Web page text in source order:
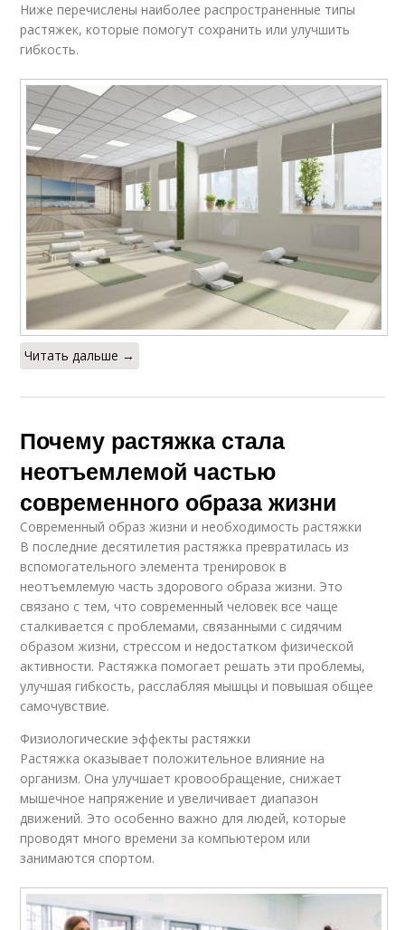
Ниже перечислены наиболее распространенные типы
растяжек, которые помогут сохранить или улучшить
гибкость.
Читать дальше →
Почему растяжка стала
неотъемлемой частью
современного образа жизни
Современный образ жизни и необходимость растяжки
В последние десятилетия растяжка превратилась из
вспомогательного элемента тренировок в
неотъемлемую часть здорового образа жизни. Это
связано с тем, что современный человек все чаще
сталкивается с проблемами, связанными с сидячим
образом жизни, стрессом и недостатком физической
активности. Растяжка помогает решать эти проблемы,
улучшая гибкость, расслабляя мышцы и повышая общее
самочувствие.
Физиологические эффекты растяжки
Растяжка оказывает положительное влияние на
организм. Она улучшает кровообращение, снижает
мышечное напряжение и увеличивает диапазон
движений. Это особенно важно для людей, которые
проводят много времени за компьютером или
занимаются спортом.